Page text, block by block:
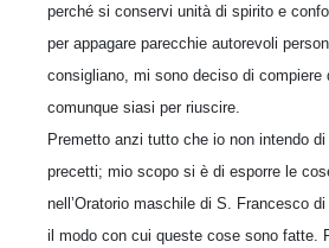
perché si conservi unità di spirito e
per appagare parecchie autorevoli
consigliano, mi sono deciso di compiere
comunque siasi per riuscire.
Premetto anzi tutto che io non intendo
precetti; mio scopo si è di esporre le
nell’Oratorio maschile di S. Francesco
il modo con cui queste cose sono fatte.